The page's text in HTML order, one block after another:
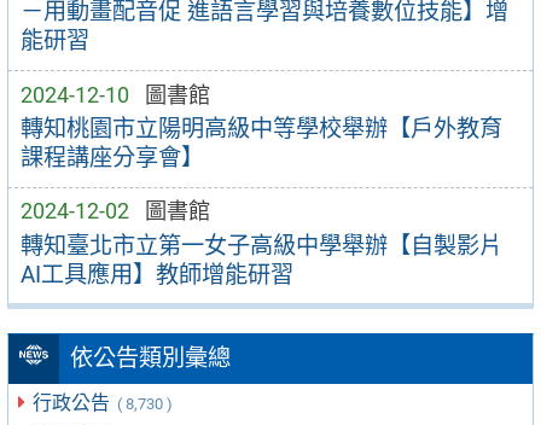
－用動畫配音促 進語言學習與培養數位技能】增
能研習
2024-12-10 圖書館
轉知桃園市立陽明高級中等學校舉辦【戶外教育
課程講座分享會】
2024-12-02 圖書館
轉知臺北市立第一女子高級中學舉辦【自製影片
AI工具應用】教師增能研習
依公告類別彙總
行政公告 ( 8,730 )